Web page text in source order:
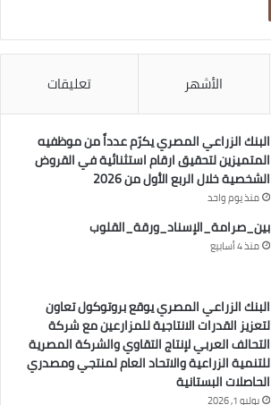
الأشهر تعليقات
البنك الزراعي المصري يكرّم عدداً من موظفيه
المتميزين لتحقيق ارقام استثنائية في القروض
الشخصية خلال الربع الأول من 2026
منذ يوم واحد
بين_صرامة_الإسناد_ورقة_القلوب
منذ 4 أسابيع
البنك الزراعي المصري يوقع بروتوكول تعاون
لتعزيز القدرات الانتاجية للمزارعين مع شركة
التحالف العربي لإنتاج التقاوي والشركة المصرية
للتنمية الزراعية والاتحاد العام لمنتجي ومصدري
الحاصلات البستانية
يوليو 1, 2026